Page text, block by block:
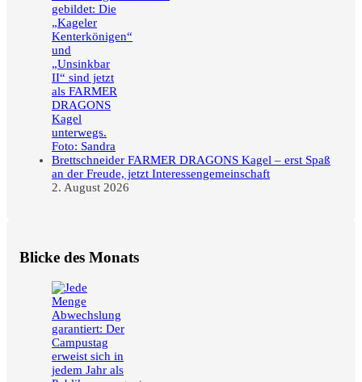
FARMER DRAGONS Kagel – erst Spaß
an der Freude, jetzt Interessengemeinschaft
2. August 2026
Blicke des Monats